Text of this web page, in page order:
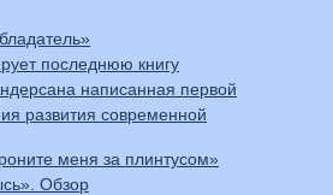
последнюю книгу
написанная первой
развития современной
меня за плинтусом»
Обзор